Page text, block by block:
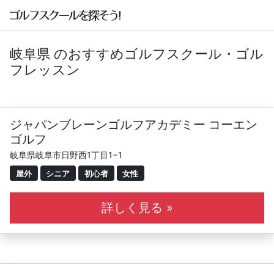
岐阜県 のおすすめゴルフスクール・ゴル
フレッスン
ジャパンブレーンゴルフアカデミー コーエン
ゴルフ
岐阜県岐阜市日野西1丁目1−1
屋外 シニア 初心者 女性
詳しく見る »